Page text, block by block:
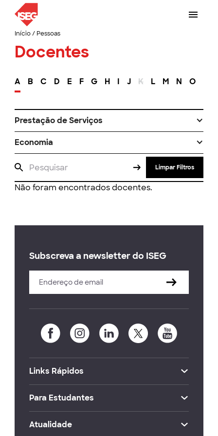
Início/ Pessoas
Docentes
A B C D E F G H I J K L M N O
Prestação de Serviços
Economia
Limpar Filtros
Não foram encontrados docentes.
Subscreva a newsletter do ISEG
Links Rápidos
Para Estudantes
Atualidade